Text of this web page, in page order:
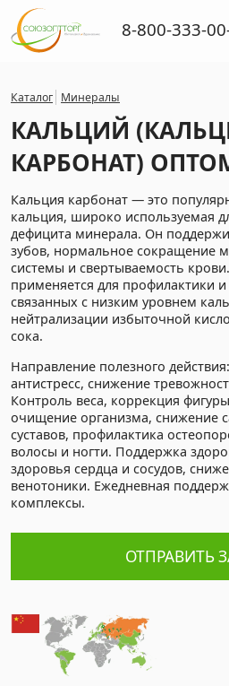
Каталог Минералы
КАЛЬЦИЙ
КАРБОНАТ)
Кальция карбонат — это
кальция, широко используемая
дефицита минерала. Он
зубов, нормальное сокращение
системы и свертываемость
применяется для профилактики
связанных с низким уровнем
нейтрализации избыточной
сока.
Направление полезного
антистресс, снижение
Контроль веса, коррекция
очищение организма, снижение
суставов, профилактика
волосы и ногти. Поддержка
здоровья сердца и сосудов,
венотоники. Ежедневная
комплексы.
ОТПРАВИТЬ
8-800-333-